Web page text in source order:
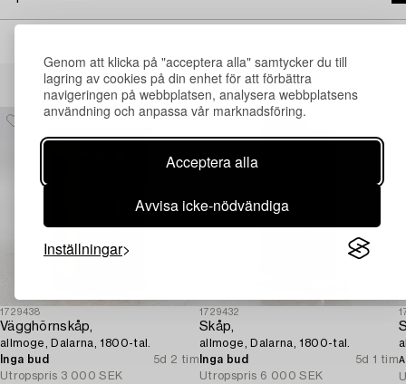
Genom att klicka på "acceptera alla" samtycker du till
lagring av cookies på din enhet för att förbättra
navigeringen på webbplatsen, analysera webbplatsens
användning och anpassa vår marknadsföring.
Acceptera alla
Avvisa icke-nödvändiga
Inställningar
Andra har även tittat på
1729438
Vägghörnskåp,
allmoge, Dalarna, 1800-tal.
Inga bud
5d 2 tim
Utropspris 3 000 SEK
1729432
Skåp,
allmoge, Dalarna, 1800-tal.
Inga bud
5d 1 tim
Utropspris 6 000 SEK